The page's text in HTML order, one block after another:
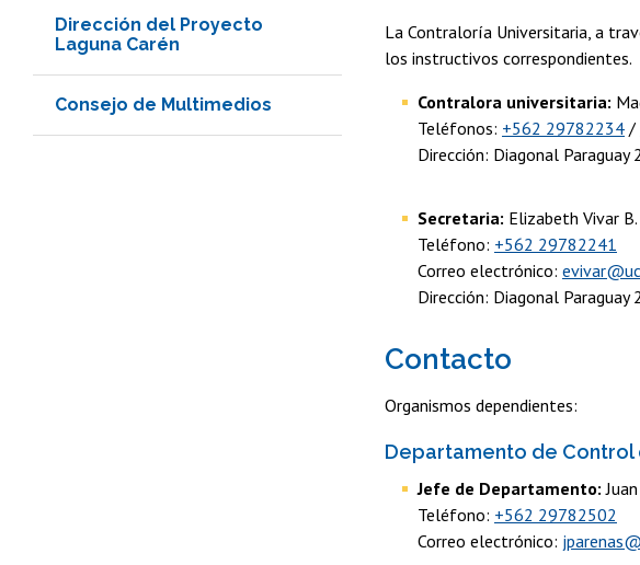
Dirección del Proyecto
Laguna Carén
Consejo de Multimedios
La Contraloría Universitaria, a
los instructivos correspondientes.
Contralora universitaria:
Teléfonos: +562 29782234 /
Dirección: Diagonal
Secretaria: Elizabeth Vivar B.
Teléfono: +562 29782241
Correo electrónico:
Dirección: Diagonal
Contacto
Organismos dependientes:
Departamento de Control
Jefe de Departamento:
Teléfono: +562 29782502
Correo electrónico: